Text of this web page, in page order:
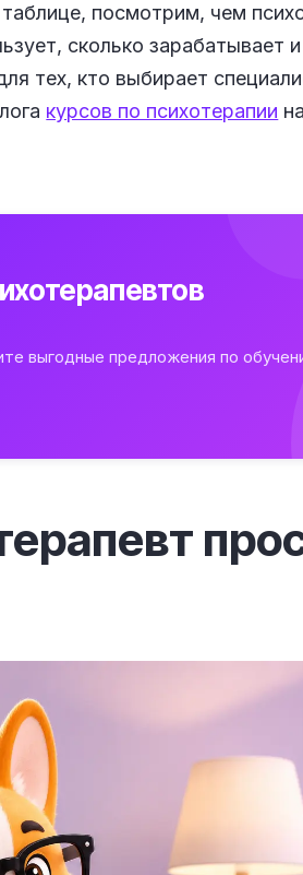
посмотрим, чем
сколько зарабатывает
тех, кто выбирает
курсов по психотерапии
выгодные предложения по